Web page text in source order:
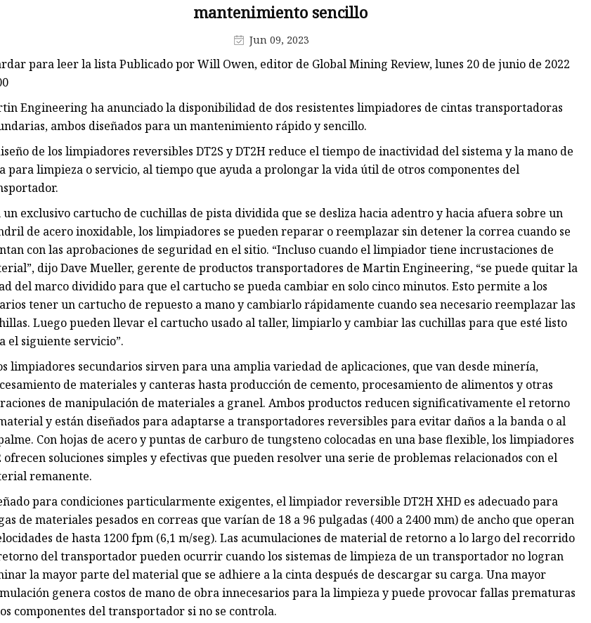
Pasadores de carburo de
Rollos de carburo de tungsteno
Yunques de carburo de tungsteno
mantenimiento sencillo
Jun 09, 2023
para leer la lista Publicado por Will Owen, editor de Global Mining Review, lunes 20 de junio de 2022
Engineering ha anunciado la disponibilidad de dos resistentes limpiadores de cintas transportadoras
ambos diseñados para un mantenimiento rápido y sencillo.
de los limpiadores reversibles DT2S y DT2H reduce el tiempo de inactividad del sistema y la mano de
para limpieza o servicio, al tiempo que ayuda a prolongar la vida útil de otros componentes del
un exclusivo cartucho de cuchillas de pista dividida que se desliza hacia adentro y hacia afuera sobre un
de acero inoxidable, los limpiadores se pueden reparar o reemplazar sin detener la correa cuando se
con las aprobaciones de seguridad en el sitio. “Incluso cuando el limpiador tiene incrustaciones de
dijo Dave Mueller, gerente de productos transportadores de Martin Engineering, “se puede quitar la
del marco dividido para que el cartucho se pueda cambiar en solo cinco minutos. Esto permite a los
tener un cartucho de repuesto a mano y cambiarlo rápidamente cuando sea necesario reemplazar las
Luego pueden llevar el cartucho usado al taller, limpiarlo y cambiar las cuchillas para que esté listo
el siguiente servicio”.
limpiadores secundarios sirven para una amplia variedad de aplicaciones, que van desde minería,
de materiales y canteras hasta producción de cemento, procesamiento de alimentos y otras
de manipulación de materiales a granel. Ambos productos reducen significativamente el retorno
y están diseñados para adaptarse a transportadores reversibles para evitar daños a la banda o al
Con hojas de acero y puntas de carburo de tungsteno colocadas en una base flexible, los limpiadores
ofrecen soluciones simples y efectivas que pueden resolver una serie de problemas relacionados con el
remanente.
para condiciones particularmente exigentes, el limpiador reversible DT2H XHD es adecuado para
de materiales pesados ​​en correas que varían de 18 a 96 pulgadas (400 a 2400 mm) de ancho que operan
de hasta 1200 fpm (6,1 m/seg). Las acumulaciones de material de retorno a lo largo del recorrido
del transportador pueden ocurrir cuando los sistemas de limpieza de un transportador no logran
la mayor parte del material que se adhiere a la cinta después de descargar su carga. Una mayor
genera costos de mano de obra innecesarios para la limpieza y puede provocar fallas prematuras
componentes del transportador si no se controla.